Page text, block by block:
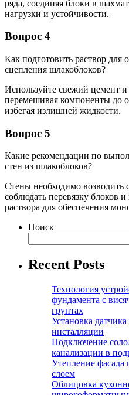
ряда, соединяя блоки в
нагрузки и устойчивости.
Вопрос 4
Как подготовить раствор для
сцепления шлакоблоков?
Используйте свежий цемент
перемешивая компоненты до
избегая излишней жидкости.
Вопрос 5
Какие рекомендации по
стен из шлакоблоков?
Стены необходимо возводить
соблюдать перевязку блоков
раствора для обеспечения
Поиск
Recent Posts
Технология
фундамента с
грунтах
Установка
инсталляции
Подключение
канализации в
Утепление
слоем
Облицовка